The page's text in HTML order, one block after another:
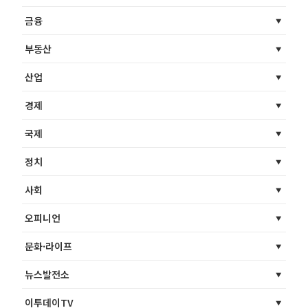
금융
부동산
산업
경제
국제
정치
사회
오피니언
문화·라이프
뉴스발전소
이투데이TV